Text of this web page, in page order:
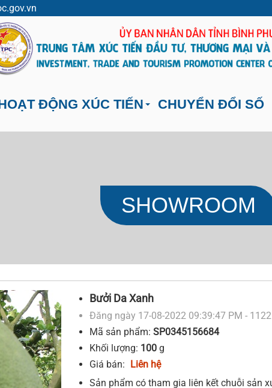
ĐỘNG XÚC TIẾN CHUYỂN ĐỔI SỐ
SHOWROOM
Bưởi Da Xanh
Đăng ngày 17-08-2022 09:39:47 PM -
Mã sản phẩm: SP0345156684
Khối lượng: 100 g
Giá bán: Liên hệ
Sản phẩm có tham gia liên kết chuỗi sản